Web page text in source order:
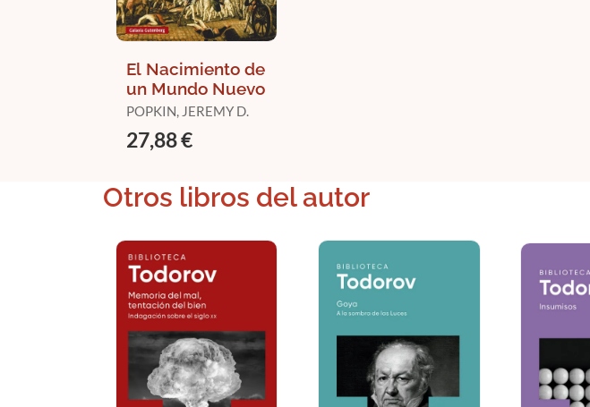
El Nacimiento de
un Mundo Nuevo
POPKIN, JEREMY D.
27,88 €
Otros libros del autor